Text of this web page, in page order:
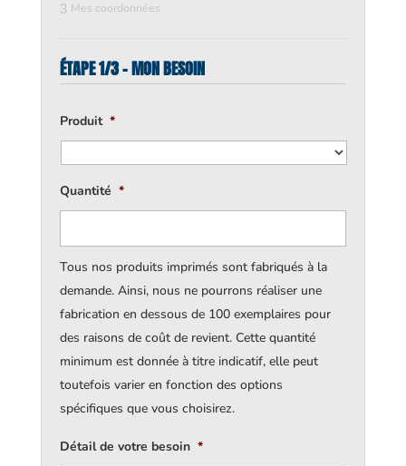
3 Mes coordonnées
ÉTAPE 1/3 - MON BESOIN
Produit *
Quantité *
Tous nos produits imprimés sont fabriqués à la
demande. Ainsi, nous ne pourrons réaliser une
fabrication en dessous de 100 exemplaires pour
des raisons de coût de revient. Cette quantité
minimum est donnée à titre indicatif, elle peut
toutefois varier en fonction des options
spécifiques que vous choisirez.
Détail de votre besoin *